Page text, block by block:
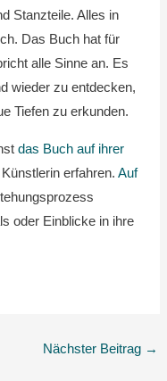
Stanzteile. Alles in
Das Buch hat für
alle Sinne an. Es
wieder zu entdecken,
Tiefen zu erkunden.
das Buch auf ihrer
erfahren. Auf
oder Einblicke in ihre
Nächster Beitrag →